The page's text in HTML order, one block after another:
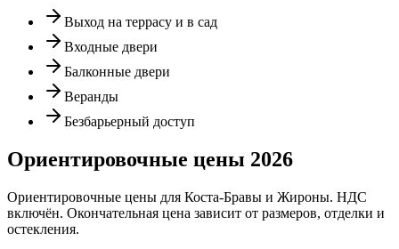
Выход на террасу и в сад
Входные двери
Балконные двери
Веранды
Безбарьерный доступ
Ориентировочные цены 2026
Ориентировочные цены для Коста-Бравы и Жироны. НДС
включён. Окончательная цена зависит от размеров, отделки и
остекления.